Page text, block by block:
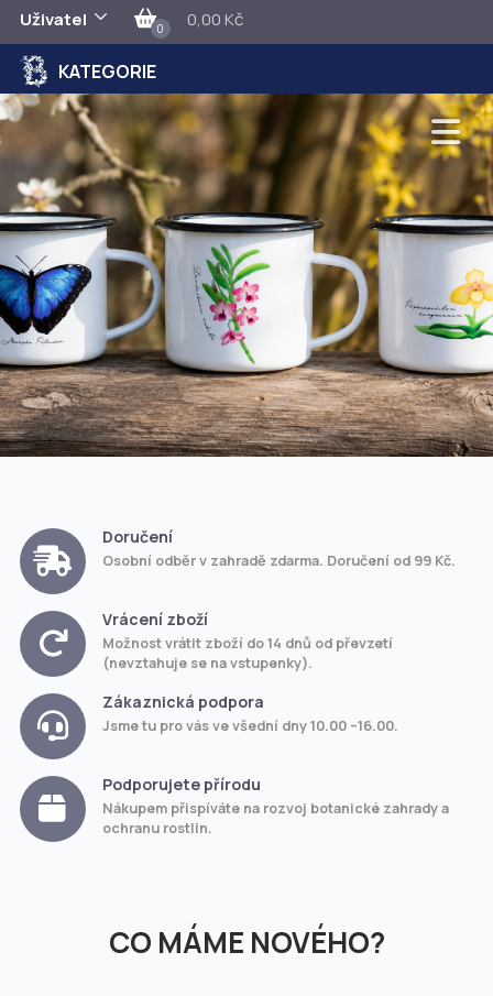
Uživatel 0 0,00 Kč
KATEGORIE
Doručení
Osobní odběr v zahradě zdarma. Doručení od 99 Kč.
Vrácení zboží
Možnost vrátit zboží do 14 dnů od převzetí
(nevztahuje se na vstupenky).
Zákaznická podpora
Jsme tu pro vás ve všední dny 10.00 –16.00.
Podporujete přírodu
Nákupem přispíváte na rozvoj botanické zahrady a
ochranu rostlin.
CO MÁME NOVÉHO?